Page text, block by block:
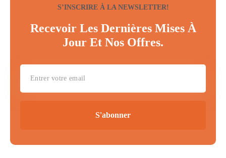
S’INSCRIRE À LA NEWSLETTER!
Recevoir Les Dernières Mises À
Jour Et Nos Offres.
S'abonner